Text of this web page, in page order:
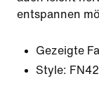
entspannen
Gezeigte
Style: